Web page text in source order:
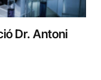
Dr. Antoni